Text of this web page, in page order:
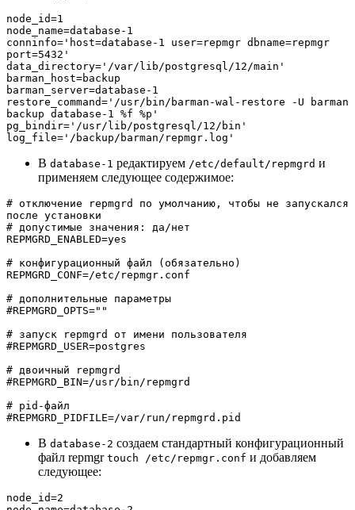
node_id=1
node_name=database-1
conninfo='host=database-1 user=repmgr dbname=repmgr
port=5432'
data_directory='/var/lib/postgresql/12/main'
barman_host=backup
barman_server=database-1
restore_command='/usr/bin/barman-wal-restore -U barman
backup database-1 %f %p'
pg_bindir='/usr/lib/postgresql/12/bin'
log_file='/backup/barman/repmgr.log'
В database-1 редактируем /etc/default/repmgrd и
применяем следующее содержимое:
# отключение repmgrd по умолчанию, чтобы не запускался
после установки
# допустимые значения: да/нет
REPMGRD_ENABLED=yes
# конфигурационный файл (обязательно)
REPMGRD_CONF=/etc/repmgr.conf
# дополнительные параметры
#REPMGRD_OPTS=""
# запуск repmgrd от имени пользователя
#REPMGRD_USER=postgres
# двоичный repmgrd
#REPMGRD_BIN=/usr/bin/repmgrd
# pid-файл
#REPMGRD_PIDFILE=/var/run/repmgrd.pid
В database-2 создаем стандартный конфигурационный
файл repmgr touch /etc/repmgr.conf и добавляем
следующее:
node_id=2